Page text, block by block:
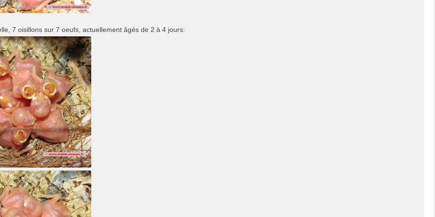
7 oisillons sur 7 oeufs, actuellement âgés de 2 à 4 jours: